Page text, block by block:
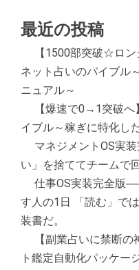
最近の投稿
【1500部突破☆ロ
ネット占いのバイブル
ニュアル～
【爆速で0→1突破
イブル～稼ぎに特化し
マネジメントOS実
い」を捨ててチームで
仕事OS実装完全版
す人の1日 「読む」で
装書だ。
【副業占いに禁断
ト鑑定自動化パッケー